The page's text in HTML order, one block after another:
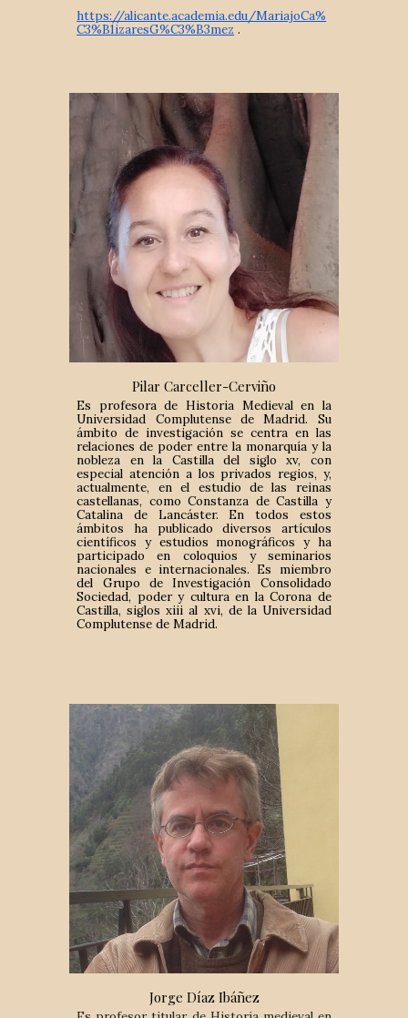
https://alicante.academia.edu/MariajoCa%
C3%B1izaresG%C3%B3mez .
Pilar Carceller-Cerviño
Es profesora de Historia Medieval en la
Universidad Complutense de Madrid. Su
ámbito de investigación se centra en las
relaciones de poder entre la monarquía y la
nobleza en la Castilla del siglo xv, con
especial atención a los privados regios, y,
actualmente, en el estudio de las reinas
castellanas, como Constanza de Castilla y
Catalina de Lancáster. En todos estos
ámbitos ha publicado diversos artículos
científicos y estudios monográficos y ha
participado en coloquios y seminarios
nacionales e internacionales. Es miembro
del Grupo de Investigación Consolidado
Sociedad, poder y cultura en la Corona de
Castilla, siglos xiii al xvi, de la Universidad
Complutense de Madrid.
Jorge Díaz Ibáñez